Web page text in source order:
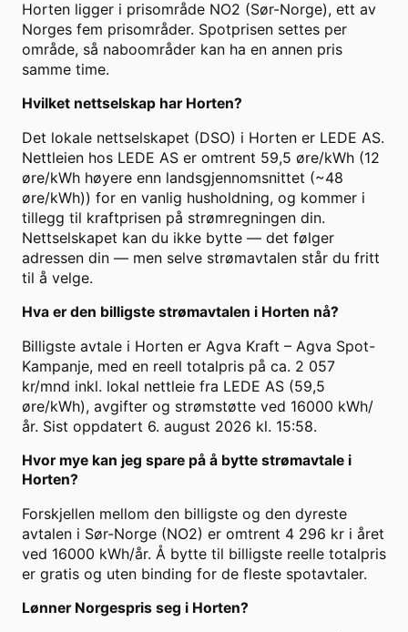
Horten ligger i prisområde NO2 (Sør-Norge), ett av
Norges fem prisområder. Spotprisen settes per
område, så naboområder kan ha en annen pris
samme time.
Hvilket nettselskap har Horten?
Det lokale nettselskapet (DSO) i Horten er LEDE AS.
Nettleien hos LEDE AS er omtrent 59,5 øre/kWh (12
øre/kWh høyere enn landsgjennomsnittet (~48
øre/kWh)) for en vanlig husholdning, og kommer i
tillegg til kraftprisen på strømregningen din.
Nettselskapet kan du ikke bytte — det følger
adressen din — men selve strømavtalen står du fritt
til å velge.
Hva er den billigste strømavtalen i Horten nå?
Billigste avtale i Horten er Agva Kraft – Agva Spot-
Kampanje, med en reell totalpris på ca. 2 057
kr/mnd inkl. lokal nettleie fra LEDE AS (59,5
øre/kWh), avgifter og strømstøtte ved 16000 kWh/
år. Sist oppdatert 6. august 2026 kl. 15:58.
Hvor mye kan jeg spare på å bytte strømavtale i
Horten?
Forskjellen mellom den billigste og den dyreste
avtalen i Sør-Norge (NO2) er omtrent 4 296 kr i året
ved 16000 kWh/år. Å bytte til billigste reelle totalpris
er gratis og uten binding for de fleste spotavtaler.
Lønner Norgespris seg i Horten?